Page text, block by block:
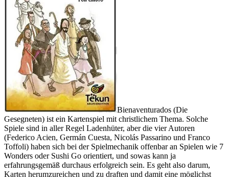
Bienaventurados (Die
Gesegneten) ist ein Kartenspiel mit christlichem Thema. Solche
Spiele sind in aller Regel Ladenhüter, aber die vier Autoren
(Federico Acien, Germán Cuesta, Nicolás Passarino und Franco
Toffoli) haben sich bei der Spielmechanik offenbar an Spielen wie 7
Wonders oder Sushi Go orientiert, und sowas kann ja
erfahrungsgemäß durchaus erfolgreich sein. Es geht also darum,
Karten herumzureichen und zu draften und damit eine möglichst